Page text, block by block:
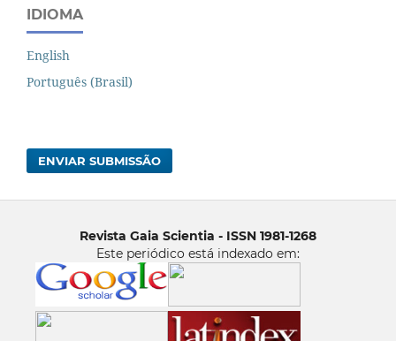
IDIOMA
English
Português (Brasil)
ENVIAR SUBMISSÃO
Revista Gaia Scientia - ISSN 1981-1268
Este periódico está indexado em: